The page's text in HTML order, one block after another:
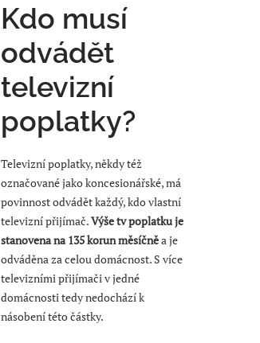
Kdo musí
odvádět
televizní
poplatky?
Televizní poplatky, někdy též
označované jako koncesionářské, má
povinnost odvádět každý, kdo vlastní
televizní přijímač.Výše tv poplatku je
stanovena na 135 korun měsíčněa je
odváděna za celou domácnost. S více
televizními přijímači v jedné
domácnosti tedy nedochází k
násobení této částky.